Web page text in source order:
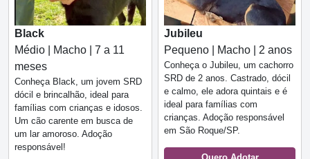
Black
Médio | Macho | 7 a 11
meses
Conheça Black, um jovem SRD
dócil e brincalhão, ideal para
famílias com crianças e idosos.
Um cão carente em busca de
um lar amoroso. Adoção
responsável!
Jubileu
Pequeno | Macho | 2 anos
Conheça o Jubileu, um cachorro
SRD de 2 anos. Castrado, dócil
e calmo, ele adora quintais e é
ideal para famílias com
crianças. Adoção responsável
em São Roque/SP.